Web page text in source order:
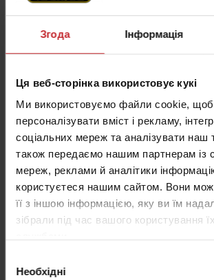
Згода Інформація
Ця веб-сторінка використовує кукі
Ми використовуємо файли cookie, щоб
персоналізувати вміст і рекламу,
соціальних мереж та аналізувати наш
також передаємо нашим партнерам із
мереж, реклами й аналітики
користуєтеся нашим сайтом. Вони
її з іншою інформацією, яку ви їм
зібрали під час вашого користування
згоди
Необхідні
грунту. Для цього під час руху
інтенсивність гідравлічних
міліметровою точністю.
Внесення мінеральних